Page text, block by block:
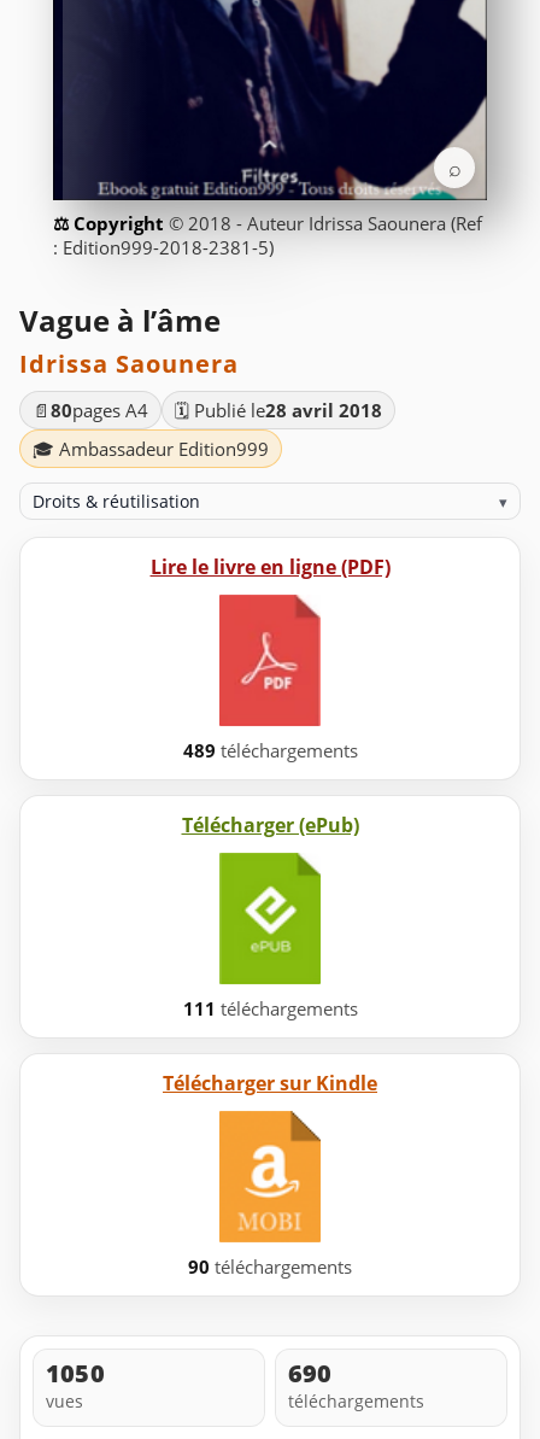
⌕
© 2018 - Auteur Idrissa Saounera (Ref
: Edition999-2018-2381-5)
Vague à l’âme
Idrissa Saounera
📄 80pages A4 🗓️ Publié le28 avril 2018
🎓 Ambassadeur Edition999
Droits & réutilisation ▾
Lire le livre en ligne (PDF)
489 téléchargements
Télécharger (ePub)
111 téléchargements
Télécharger sur Kindle
90 téléchargements
1050
vues
690
téléchargements